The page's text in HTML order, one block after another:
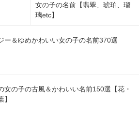
女の子の名前【翡翠、琥珀、瑠
璃etc】
ー＆ゆめかわいい女の子の名前370選
女の子の古風＆かわいい名前150選【花・